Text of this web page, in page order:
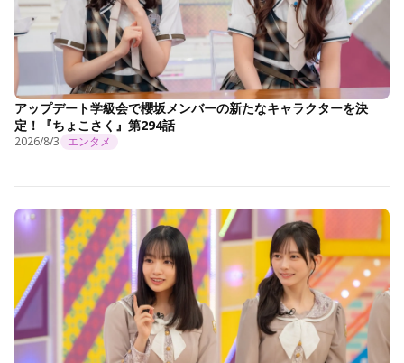
アップデート学級会で櫻坂メンバーの新たなキャラクターを決
定！『ちょこさく』第294話
2026/8/3 エンタメ